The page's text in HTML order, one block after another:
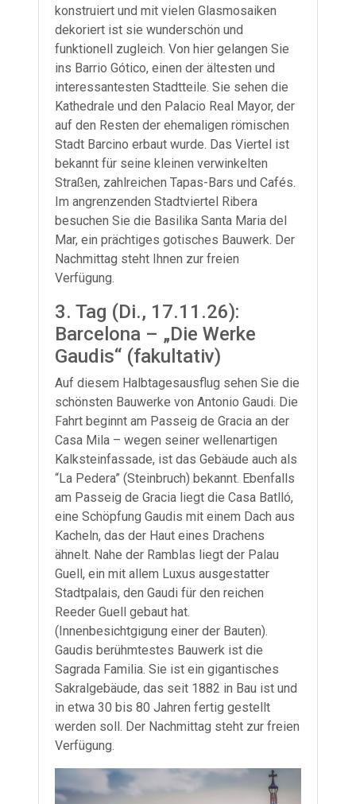
konstruiert und mit vielen Glasmosaiken
dekoriert ist sie wunderschön und
funktionell zugleich. Von hier gelangen Sie
ins Barrio Gótico, einen der ältesten und
interessantesten Stadtteile. Sie sehen die
Kathedrale und den Palacio Real Mayor, der
auf den Resten der ehemaligen römischen
Stadt Barcino erbaut wurde. Das Viertel ist
bekannt für seine kleinen verwinkelten
Straßen, zahlreichen Tapas-Bars und Cafés.
Im angrenzenden Stadtviertel Ribera
besuchen Sie die Basilika Santa Maria del
Mar, ein prächtiges gotisches Bauwerk. Der
Nachmittag steht Ihnen zur freien
Verfügung.
3. Tag (Di., 17.11.26):
Barcelona – „Die Werke
Gaudis“ (fakultativ)
Auf diesem Halbtagesausflug sehen Sie die
schönsten Bauwerke von Antonio Gaudi. Die
Fahrt beginnt am Passeig de Gracia an der
Casa Mila – wegen seiner wellenartigen
Kalksteinfassade, ist das Gebäude auch als
“La Pedera” (Steinbruch) bekannt. Ebenfalls
am Passeig de Gracia liegt die Casa Batlló,
eine Schöpfung Gaudis mit einem Dach aus
Kacheln, das der Haut eines Drachens
ähnelt. Nahe der Ramblas liegt der Palau
Guell, ein mit allem Luxus ausgestatter
Stadtpalais, den Gaudi für den reichen
Reeder Guell gebaut hat.
(Innenbesichtgigung einer der Bauten).
Gaudis berühmtestes Bauwerk ist die
Sagrada Familia. Sie ist ein gigantisches
Sakralgebäude, das seit 1882 in Bau ist und
in etwa 30 bis 80 Jahren fertig gestellt
werden soll. Der Nachmittag steht zur freien
Verfügung.